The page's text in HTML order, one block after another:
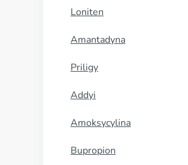
Loniten
Amantadyna
Priligy
Addyi
Amoksycylina
Bupropion